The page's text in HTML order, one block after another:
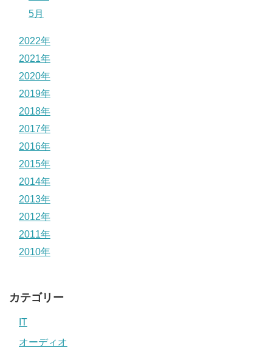
5月
2022年
2021年
2020年
2019年
2018年
2017年
2016年
2015年
2014年
2013年
2012年
2011年
2010年
カテゴリー
IT
オーディオ